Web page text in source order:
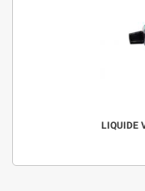
LIQUIDE